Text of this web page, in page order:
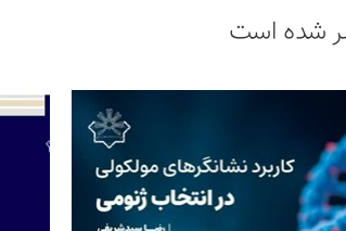
شده است